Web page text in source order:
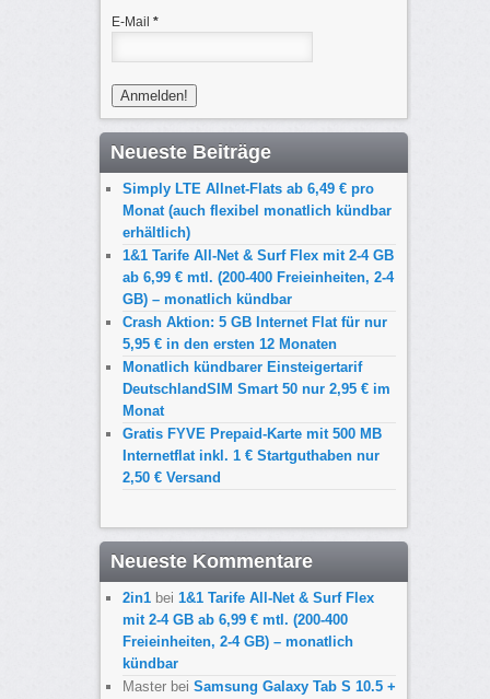
E-Mail *
Neueste Beiträge
Simply LTE Allnet-Flats ab 6,49 € pro
Monat (auch flexibel monatlich kündbar
erhältlich)
1&1 Tarife All-Net & Surf Flex mit 2-4 GB
ab 6,99 € mtl. (200-400 Freieinheiten, 2-4
GB) – monatlich kündbar
Crash Aktion: 5 GB Internet Flat für nur
5,95 € in den ersten 12 Monaten
Monatlich kündbarer Einsteigertarif
DeutschlandSIM Smart 50 nur 2,95 € im
Monat
Gratis FYVE Prepaid-Karte mit 500 MB
Internetflat inkl. 1 € Startguthaben nur
2,50 € Versand
Neueste Kommentare
2in1bei 1&1 Tarife All-Net & Surf Flex
mit 2-4 GB ab 6,99 € mtl. (200-400
Freieinheiten, 2-4 GB) – monatlich
kündbar
Masterbei Samsung Galaxy Tab S 10.5 +